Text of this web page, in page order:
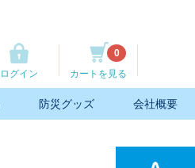
ログイン カートを見る
0
防災グッズ 会社概要